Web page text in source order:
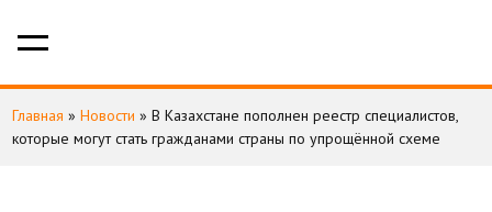
Главная » Новости » В Казахстане пополнен реестр специалистов,
которые могут стать гражданами страны по упрощённой схеме